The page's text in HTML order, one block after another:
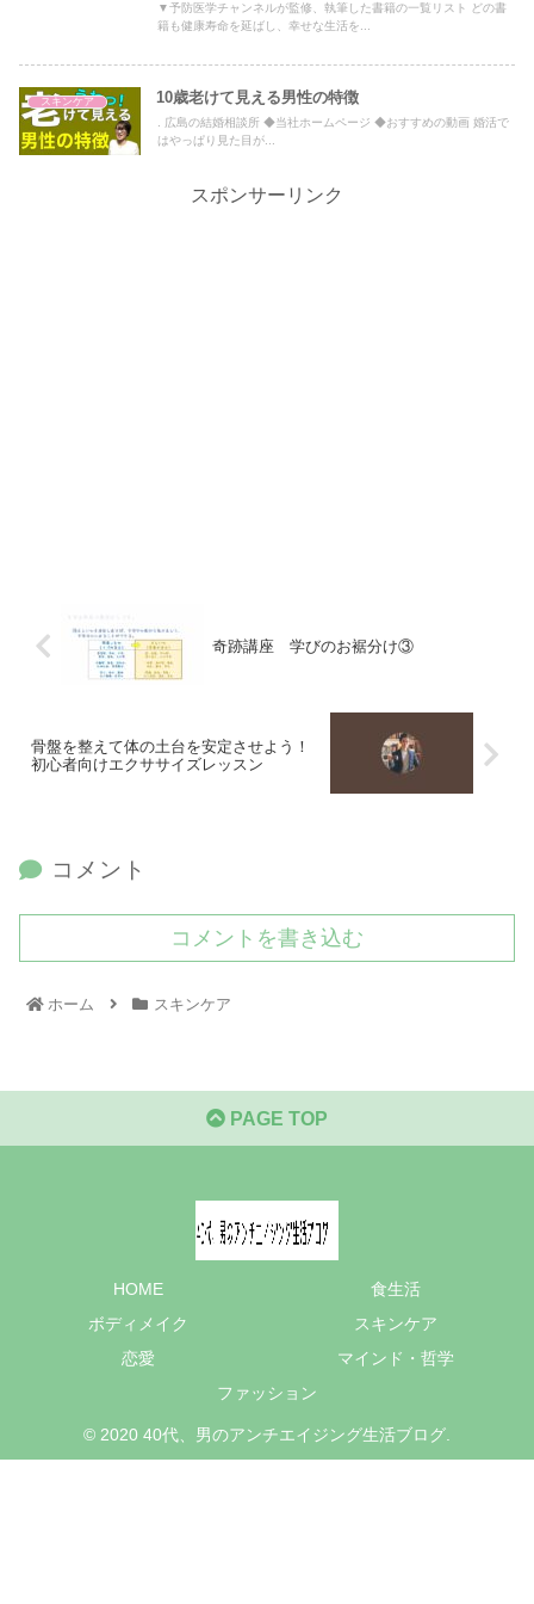
▼予防医学チャンネルが監修、執筆した書籍の一覧リスト どの書
籍も健康寿命を延ばし、幸せな生活を...
スキンケア 10歳老けて見える男性の特徴
. 広島の結婚相談所 ◆当社ホームページ ◆おすすめの動画 婚活で
はやっぱり見た目が...
スポンサーリンク
奇跡講座 学びのお裾分け③
骨盤を整えて体の土台を安定させよう！
初心者向けエクササイズレッスン
コメント
コメントを書き込む
ホーム スキンケア
PAGE TOP
HOME
食生活
ボディメイク
スキンケア
恋愛
マインド・哲学
ファッション
© 2020 40代、男のアンチエイジング生活ブログ.